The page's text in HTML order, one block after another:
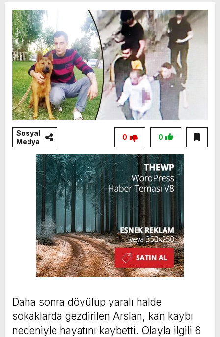
Sosyal
Medya
0
0
Daha sonra dövülüp yaralı halde
sokaklarda gezdirilen Arslan, kan kaybı
nedeniyle hayatını kaybetti. Olayla ilgili 6